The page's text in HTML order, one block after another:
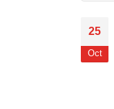
25
Oct